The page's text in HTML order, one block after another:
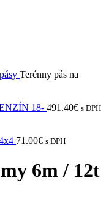
Terénny pás na
18- 491.40€ s DPH
71.00€ s DPH
6m / 12t